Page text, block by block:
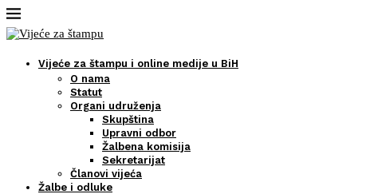
Vijeće za štampu i online medije u BiH
O nama
Statut
Organi udruženja
Skupština
Upravni odbor
Žalbena komisija
Sekretarijat
Članovi vijeća
Žalbe i odluke